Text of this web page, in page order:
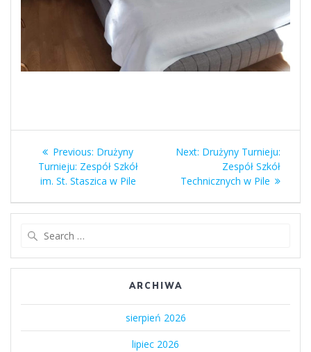
Nawigacja
wpisu
Previous: Previous
post:
Drużyny
Turnieju: Zespół Szkół
im. St. Staszica w Pile
Next: Next
post:
Drużyny Turnieju:
Zespół Szkół
Technicznych w Pile
ARCHIWA
sierpień 2026
lipiec 2026